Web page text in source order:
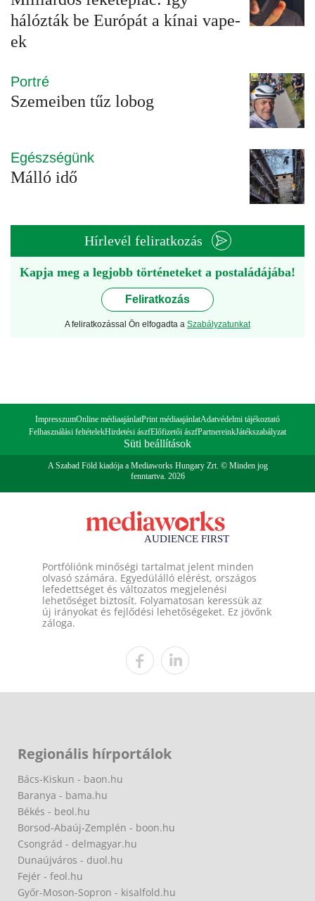
hálózták be Európát a kínai vape-
ek
Portré
Szemeiben tűz lobog
Egészségünk
Málló idő
Hírlevél feliratkozás
Kapja meg a legjobb történeteket a postaládájába!
Feliratkozás
A feliratkozással Ön elfogadta a Szabályzatunkat
ImpresszumOnline médiaajánlatPrint médiaajánlatAdatvédelmi tájékoztató
Felhasználási feltételekHirdetési ászfElőfizetői ászfPartnereinkJátékszabályzat
Süti beállítások
A Szabad Föld kiadója a Mediaworks Hungary Zrt. © Minden jog
fenntartva. 2026
Portfóliónk minőségi tartalmat jelent minden
olvasó számára. Egyedülálló elérést, országos
lefedettséget és változatos megjelenési
lehetőséget biztosít. Folyamatosan keressük az
új irányokat és fejlődési lehetőségeket. Ez jövőnk
záloga.
Regionális hírportálok
Bács-Kiskun - baon.hu
Baranya - bama.hu
Békés - beol.hu
Borsod-Abaúj-Zemplén - boon.hu
Csongrád - delmagyar.hu
Dunaújváros - duol.hu
Fejér - feol.hu
Győr-Moson-Sopron - kisalfold.hu